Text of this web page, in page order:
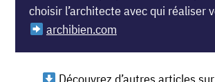
choisir l’architecte avec qui réaliser
archibien.com